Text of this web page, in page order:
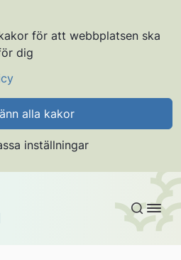
för att webbplatsen ska
dig
alla kakor
inställningar